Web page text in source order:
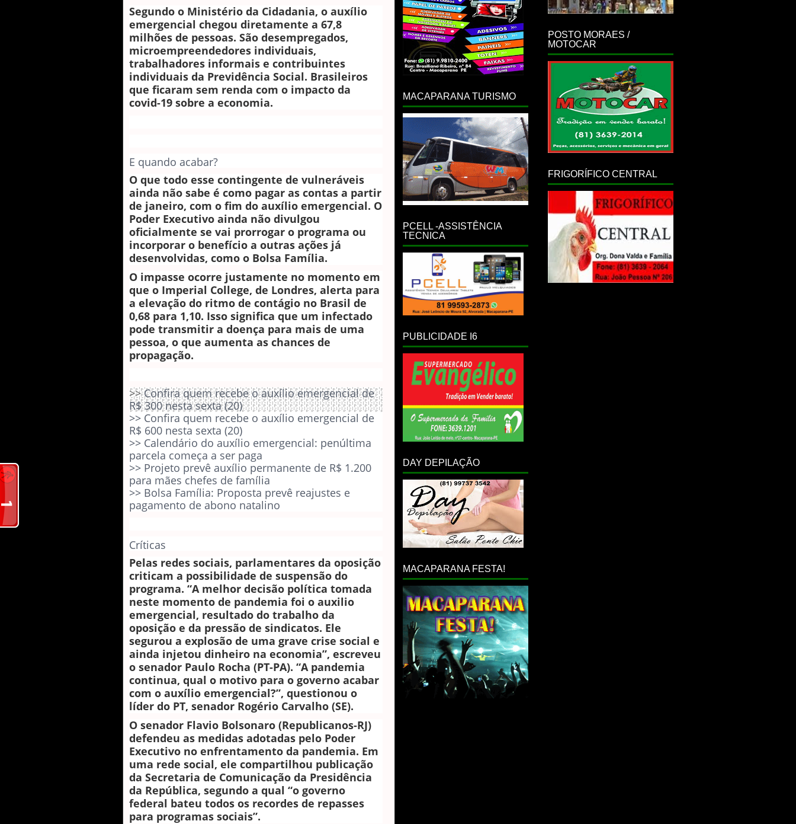
Segundo o Ministério da Cidadania, o auxílio
emergencial chegou diretamente a 67,8
milhões de pessoas. São desempregados,
microempreendedores individuais,
trabalhadores informais e contribuintes
individuais da Previdência Social. Brasileiros
que ficaram sem renda com o impacto da
covid-19 sobre a economia.
E quando acabar?
O que todo esse contingente de vulneráveis
ainda não sabe é como pagar as contas a partir
de janeiro, com o fim do auxílio emergencial. O
Poder Executivo ainda não divulgou
oficialmente se vai prorrogar o programa ou
incorporar o benefício a outras ações já
desenvolvidas, como o Bolsa Família.
O impasse ocorre justamente no momento em
que o Imperial College, de Londres, alerta para
a elevação do ritmo de contágio no Brasil de
0,68 para 1,10. Isso significa que um infectado
pode transmitir a doença para mais de uma
pessoa, o que aumenta as chances de
propagação.
>>Confira quem recebe o auxílio emergencial de
R$ 300 nesta sexta (20)
>> Confira quem recebe o auxílio emergencial de
R$ 600 nesta sexta (20)
>> Calendário do auxílio emergencial: penúltima
parcela começa a ser paga
>> Projeto prevê auxílio permanente de R$ 1.200
para mães chefes de família
>> Bolsa Família: Proposta prevê reajustes e
pagamento de abono natalino
Críticas
Pelas redes sociais, parlamentares da oposição
criticam a possibilidade de suspensão do
programa. “A melhor decisão política tomada
neste momento de pandemia foi o auxilio
emergencial, resultado do trabalho da
oposição e da pressão de sindicatos. Ele
segurou a explosão de uma grave crise social e
ainda injetou dinheiro na economia”, escreveu
o senador Paulo Rocha (PT-PA). “A pandemia
continua, qual o motivo para o governo acabar
com o auxílio emergencial?”, questionou o
líder do PT, senador Rogério Carvalho (SE).
O senador Flavio Bolsonaro (Republicanos-RJ)
defendeu as medidas adotadas pelo Poder
Executivo no enfrentamento da pandemia. Em
uma rede social, ele compartilhou publicação
da Secretaria de Comunicação da Presidência
da República, segundo a qual “o governo
federal bateu todos os recordes de repasses
para programas sociais”.
MACAPARANA TURISMO
PCELL -ASSISTÊNCIA
TECNICA
PUBLICIDADE I6
DAY DEPILAÇÃO
MACAPARANA FESTA!
POSTO MORAES /
MOTOCAR
FRIGORÍFICO CENTRAL